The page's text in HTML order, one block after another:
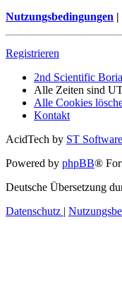
Nutzungsbedingungen |
Registrieren
2nd Scientific
Alle Zeiten sind
Alle Cookies
Kontakt
AcidTech by ST Software
Powered by phpBB®
Deutsche Übersetzung
Datenschutz |